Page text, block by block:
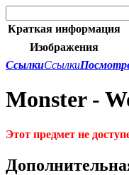
Краткая информация
Изображения
СсылкиСсылки
Monster -
Этот предмет не